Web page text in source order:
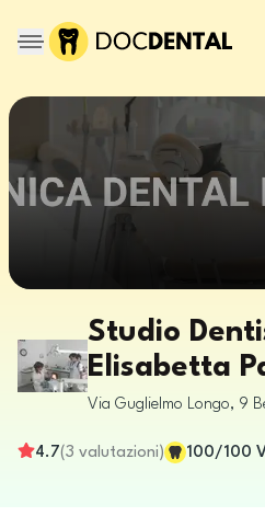
Studio
Elisabetta
Via Guglielmo Longo, 9
4.7(3 valutazioni) 100/100